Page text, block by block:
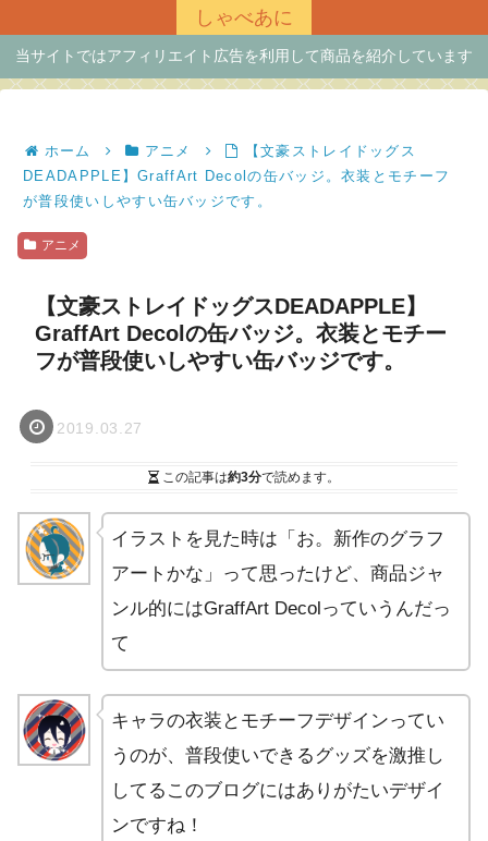
しゃべあに
当サイトではアフィリエイト広告を利用して商品を紹介しています
ホーム アニメ
【文豪ストレイドッグス
DEADAPPLE】GraffArt Decolの缶バッジ。衣装とモチーフ
が普段使いしやすい缶バッジです。
アニメ
【文豪ストレイドッグスDEADAPPLE】
GraffArt Decolの缶バッジ。衣装とモチー
フが普段使いしやすい缶バッジです。
2019.03.27
この記事は約3分で読めます。
イラストを見た時は「お。新作のグラフ
アートかな」って思ったけど、商品ジャ
ンル的にはGraffArt Decolっていうんだっ
て
キャラの衣装とモチーフデザインってい
うのが、普段使いできるグッズを激推し
してるこのブログにはありがたいデザイ
ンですね！